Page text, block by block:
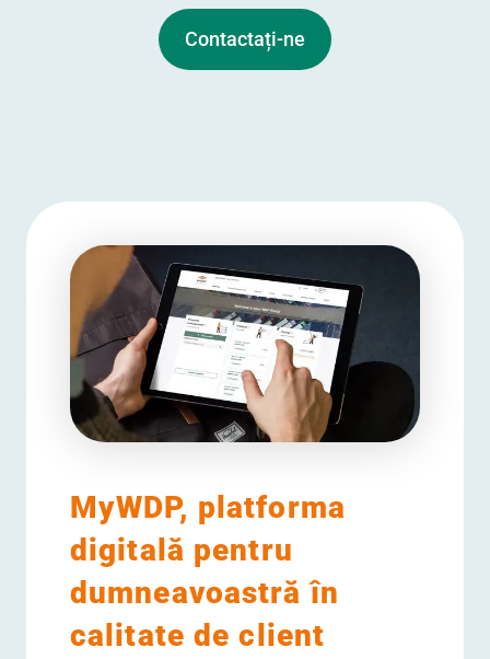
Contactați-ne
MyWDP, platforma
digitală pentru
dumneavoastră în
calitate de client